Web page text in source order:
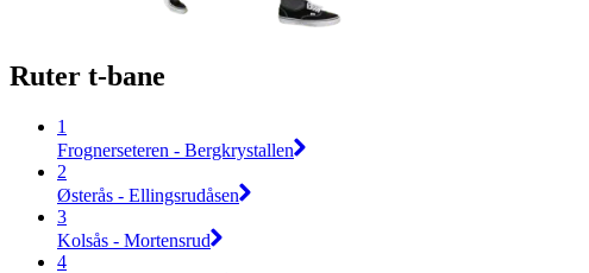
Ruter t-bane
1
Frognerseteren - Bergkrystallen
2
Østerås - Ellingsrudåsen
3
Kolsås - Mortensrud
4